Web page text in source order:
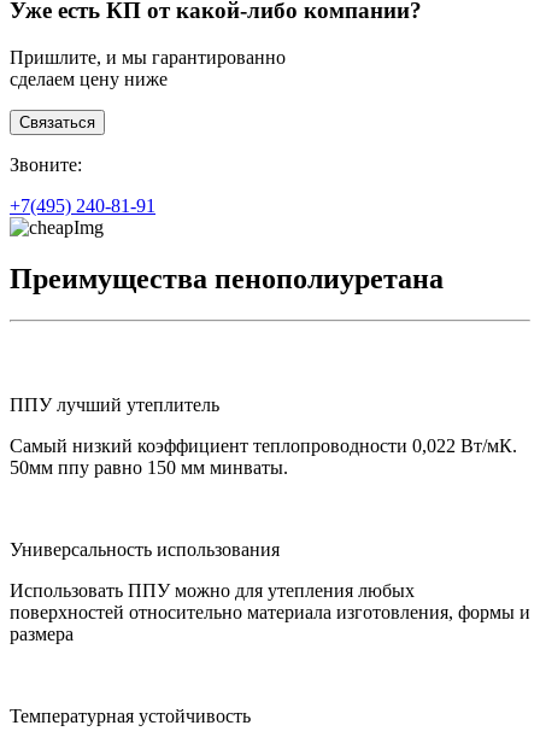
Уже есть КП от какой-либо компании?
Пришлите, и мы гарантированно
сделаем цену ниже
Связаться
Звоните:
+7(495) 240-81-91
Преимущества пенополиуретана
ППУ лучший утеплитель
Самый низкий коэффициент теплопроводности 0,022 Вт/мК.
50мм ппу равно 150 мм минваты.
Универсальность использования
Использовать ППУ можно для утепления любых
поверхностей относительно материала изготовления, формы и
размера
Температурная устойчивость